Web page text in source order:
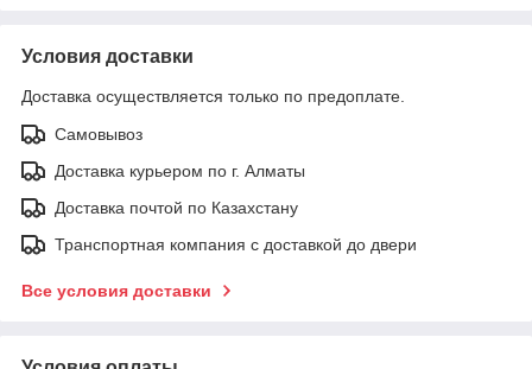
Условия доставки
Доставка осуществляется только по предоплате.
Самовывоз
Доставка курьером по г. Алматы
Доставка почтой по Казахстану
Транспортная компания с доставкой до двери
Все условия доставки